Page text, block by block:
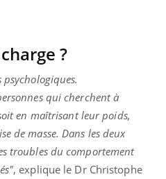
?
psychologiques.
qui cherchent à
en maîtrisant leur poids,
de masse. Dans les deux
troubles du comportement
, explique le Dr Christophe